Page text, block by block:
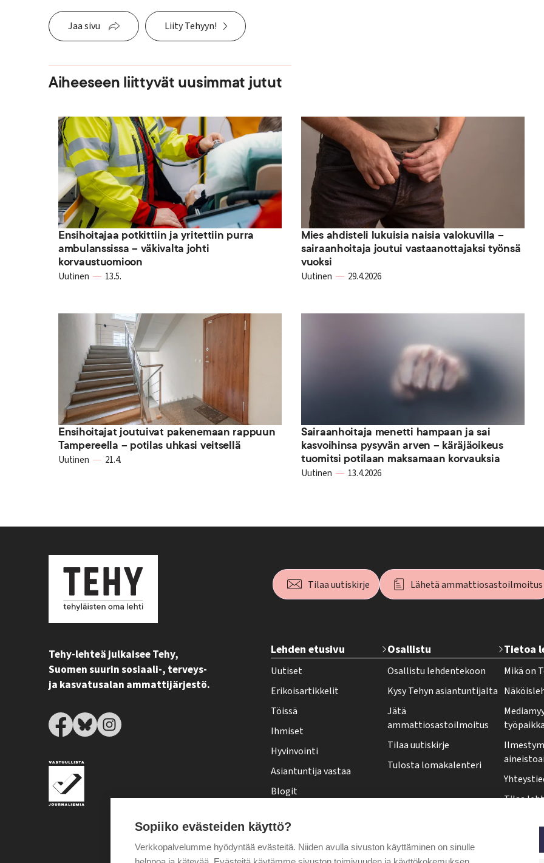
Jaa sivu Liity Tehyyn!
Aiheeseen liittyvät uusimmat jutut
Ensihoitajaa potkittiin ja yritettiin purra
ambulanssissa – väkivalta johti
korvaustuomioon
Uutinen 13.5.
Mies ahdisteli lukuisia naisia valokuvilla –
sairaanhoitaja joutui vastaanottajaksi työnsä
vuoksi
Uutinen 29.4.2026
Ensihoitajat joutuivat pakenemaan rappuun
Tampereella – potilas uhkasi veitsellä
Uutinen 21.4.
Sairaanhoitaja menetti hampaan ja sai
kasvoihinsa pysyvän arven – käräjäoikeus
tuomitsi potilaan maksamaan korvauksia
Uutinen 13.4.2026
Tehy-lehteä julkaisee Tehy,
Suomen suurin sosiaali-, terveys-
ja kasvatusalan ammattijärjestö.
Tilaa uutiskirje Lähetä ammattiosastoilmoitus
e
h
y
-
l
e
h
t
f
o
Lehden etusivu
Uutiset
Erikoisartikkelit
Töissä
Ihmiset
Hyvinvointi
Asiantuntija vastaa
Blogit
Pääkirjoitus
Puheenjohtajalta
Osallistu
Osallistu lehdentekoon
Kysy Tehyn asiantuntijalta
Jätä
ammattiosastoilmoitus
Tilaa uutiskirje
Tulosta lomakalenteri
Tietoa
Mikä on
Tilaa
Tehy-
Sopiiko evästeiden käyttö?
Verkkopalvelumme hyödyntää evästeitä. Niiden avulla sivuston käyttäminen on sinulle